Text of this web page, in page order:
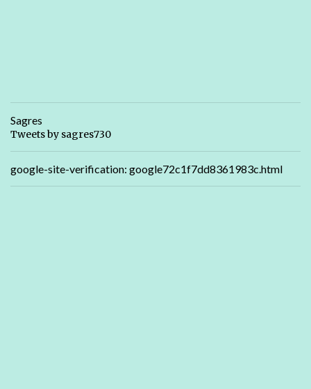
Sagres
Tweets by sagres730
google-site-verification: google72c1f7dd8361983c.html